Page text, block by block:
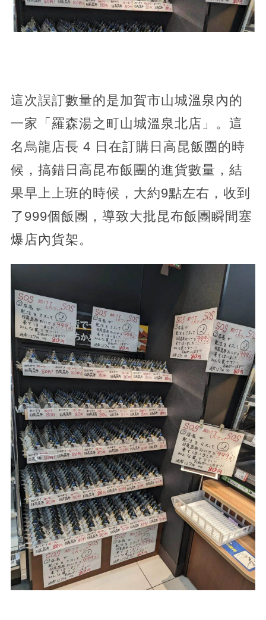
這次誤訂數量的是加賀市山城溫泉內的
一家「羅森湯之町山城溫泉北店」。這
名烏龍店長 4 日在訂購日高昆飯團的時
候，搞錯日高昆布飯團的進貨數量，結
果早上上班的時候，大約9點左右，收到
了999個飯團，導致大批昆布飯團瞬間塞
爆店內貨架。